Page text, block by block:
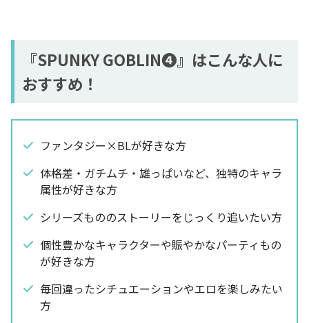
『SPUNKY GOBLIN❹』はこんな人に
おすすめ！
ファンタジー×BLが好きな方
体格差・ガチムチ・雄っぱいなど、独特のキャラ
属性が好きな方
シリーズもののストーリーをじっくり追いたい方
個性豊かなキャラクターや賑やかなパーティもの
が好きな方
毎回違ったシチュエーションやエロを楽しみたい
方